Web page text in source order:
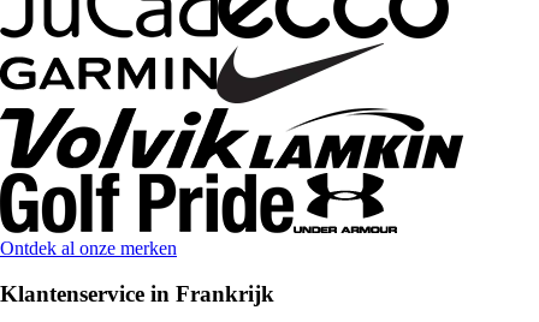
Ontdek al onze merken
Klantenservice in Frankrijk